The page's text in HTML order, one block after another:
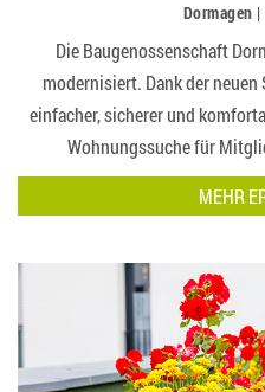
Dormagen
Die Baugenossenschaft
modernisiert. Dank der
einfacher, sicherer und
Wohnungssuche für
übersichtlicher
MEHR